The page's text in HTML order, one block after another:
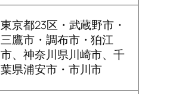
東京都23区・武蔵野市・
三鷹市・調布市・狛江
市、神奈川県川崎市、千
葉県浦安市・市川市